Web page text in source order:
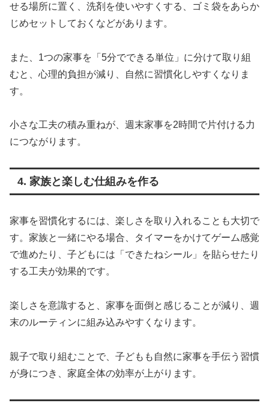
せる場所に置く、洗剤を使いやすくする、ゴミ袋をあらか
じめセットしておくなどがあります。
また、1つの家事を「5分でできる単位」に分けて取り組
むと、心理的負担が減り、自然に習慣化しやすくなりま
す。
小さな工夫の積み重ねが、週末家事を2時間で片付ける力
につながります。
4. 家族と楽しむ仕組みを作る
家事を習慣化するには、楽しさを取り入れることも大切で
す。家族と一緒にやる場合、タイマーをかけてゲーム感覚
で進めたり、子どもには「できたねシール」を貼らせたり
する工夫が効果的です。
楽しさを意識すると、家事を面倒と感じることが減り、週
末のルーティンに組み込みやすくなります。
親子で取り組むことで、子どもも自然に家事を手伝う習慣
が身につき、家庭全体の効率が上がります。